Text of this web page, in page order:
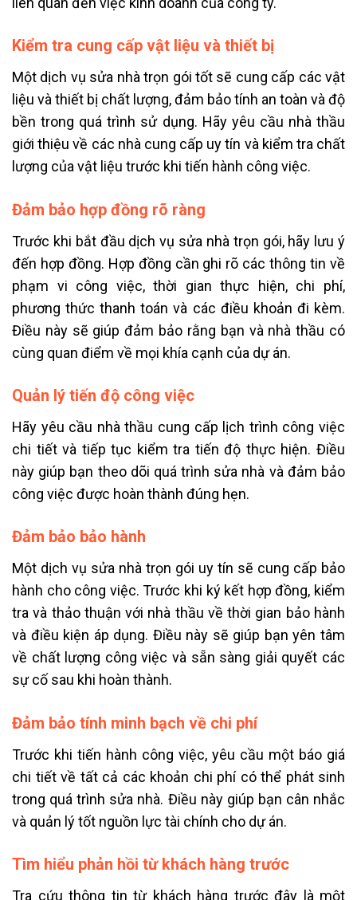
Kiểm tra cung cấp vật liệu và thiết bị
Một dịch vụ sửa nhà trọn gói tốt sẽ cung cấp các vật
liệu và thiết bị chất lượng, đảm bảo tính an toàn và độ
bền trong quá trình sử dụng. Hãy yêu cầu nhà thầu
giới thiệu về các nhà cung cấp uy tín và kiểm tra chất
lượng của vật liệu trước khi tiến hành công việc.
Đảm bảo hợp đồng rõ ràng
Trước khi bắt đầu dịch vụ sửa nhà trọn gói, hãy lưu ý
đến hợp đồng. Hợp đồng cần ghi rõ các thông tin về
phạm vi công việc, thời gian thực hiện, chi phí,
phương thức thanh toán và các điều khoản đi kèm.
Điều này sẽ giúp đảm bảo rằng bạn và nhà thầu có
cùng quan điểm về mọi khía cạnh của dự án.
Quản lý tiến độ công việc
Hãy yêu cầu nhà thầu cung cấp lịch trình công việc
chi tiết và tiếp tục kiểm tra tiến độ thực hiện. Điều
này giúp bạn theo dõi quá trình sửa nhà và đảm bảo
công việc được hoàn thành đúng hẹn.
Đảm bảo bảo hành
Một dịch vụ sửa nhà trọn gói uy tín sẽ cung cấp bảo
hành cho công việc. Trước khi ký kết hợp đồng, kiểm
tra và thảo thuận với nhà thầu về thời gian bảo hành
và điều kiện áp dụng. Điều này sẽ giúp bạn yên tâm
về chất lượng công việc và sẵn sàng giải quyết các
sự cố sau khi hoàn thành.
Đảm bảo tính minh bạch về chi phí
Trước khi tiến hành công việc, yêu cầu một báo giá
chi tiết về tất cả các khoản chi phí có thể phát sinh
trong quá trình sửa nhà. Điều này giúp bạn cân nhắc
và quản lý tốt nguồn lực tài chính cho dự án.
Tìm hiểu phản hồi từ khách hàng trước
Tra cứu thông tin từ khách hàng trước đây là một